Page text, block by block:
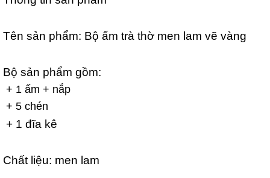
Tên sản phẩm: Bộ ấm trà thờ men lam vẽ vàng
Bộ sản phẩm gồm:
+ 1 ấm + nắp
+ 5 chén
+ 1 đĩa kê
Chất liệu: men lam